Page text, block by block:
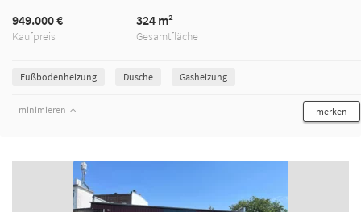
Kaufpreis
949.000 €
Gesamtfläche
324 m²
Fußbodenheizung Dusche Gasheizung
minimieren merken